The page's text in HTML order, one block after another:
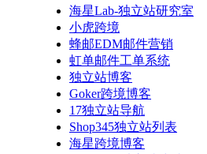
海星Lab-独立站研究室
小虎跨境
蜂邮EDM邮件营销
虹单邮件工单系统
独立站博客
Goker跨境博客
17独立站导航
Shop345独立站列表
海星跨境博客